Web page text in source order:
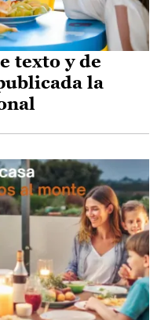
texto y de
la